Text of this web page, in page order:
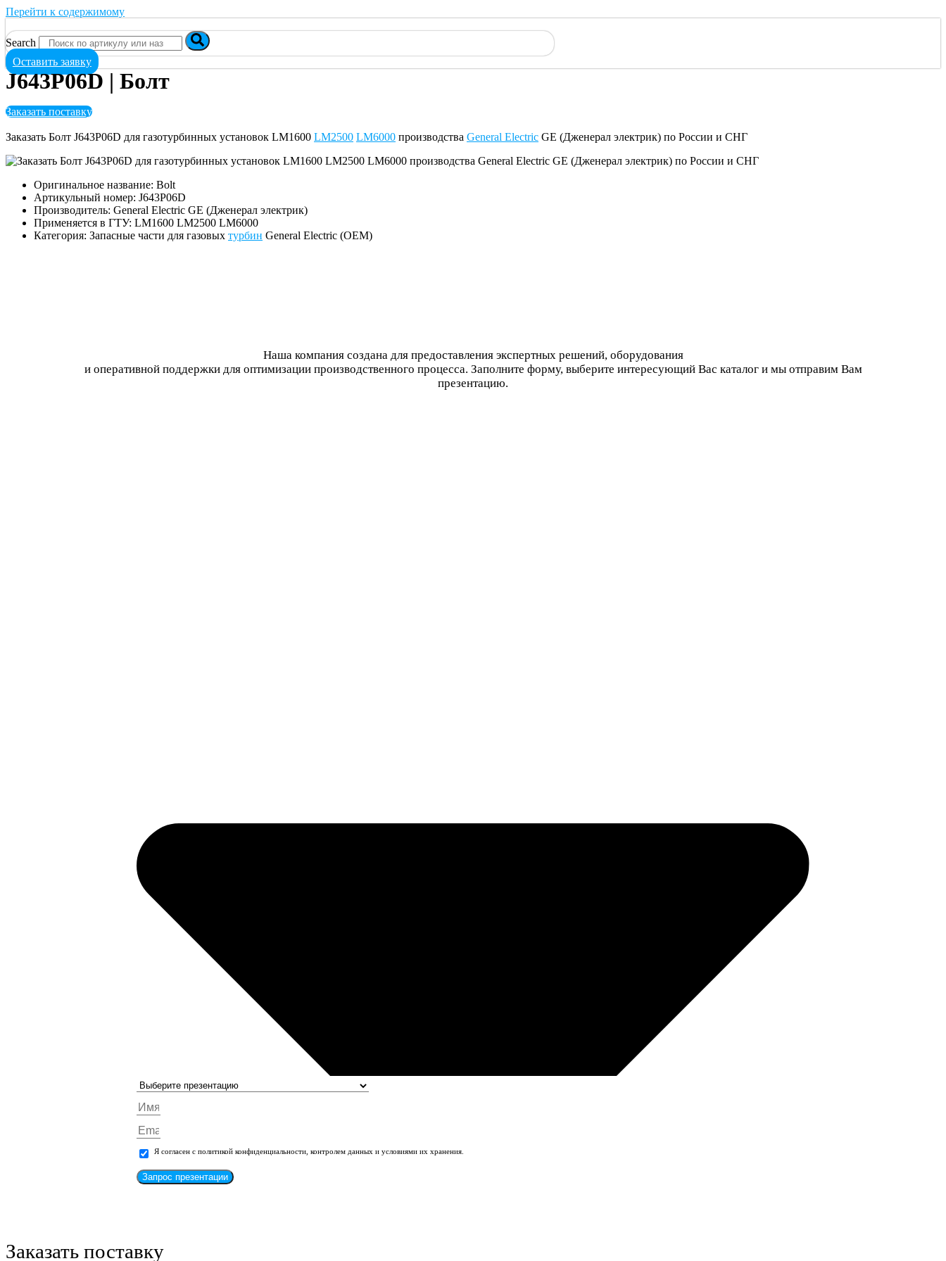
Перейти к содержимому
Search
Оставить заявку
J643P06D | Болт
Заказать поставку
Заказать Болт J643P06D для газотурбинных установок LM1600 LM2500 LM6000 производства General Electric GE (Дженерал электрик) по России и СНГ
Оригинальное название: Bolt
Артикульный номер: J643P06D
Производитель: General Electric GE (Дженерал электрик)
Применяется в ГТУ: LM1600 LM2500 LM6000
Категория: Запасные части для газовых турбин General Electric (OEM)
Наша компания создана для предоставления экспертных решений, оборудования
и оперативной поддержки для оптимизации производственного процесса. Заполните форму, выберите интересующий Вас каталог и мы отправим Вам
презентацию.
Я согласен с политикой конфиденциальности, контролем данных и условиями их хранения.
Запрос презентации
Заказать поставку